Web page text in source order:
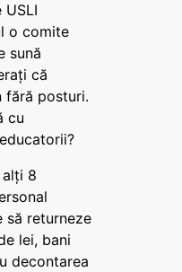
o comite
sună
că
fără posturi.
cu
alți 8
să returneze
lei, bani
decontarea